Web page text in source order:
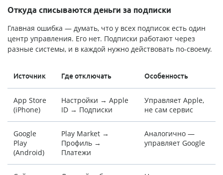
Откуда списываются деньги за подписки
Главная ошибка — думать, что у всех подписок есть один
центр управления. Его нет. Подписки работают через
разные системы, и в каждой нужно действовать по-своему.
Источник Где отключать Особенность
App Store
(iPhone)
Настройки → Apple
ID → Подписки
Управляет Apple,
не сам сервис
Google
Play
(Android)
Play Market →
Профиль →
Платежи
Аналогично —
управляет Google